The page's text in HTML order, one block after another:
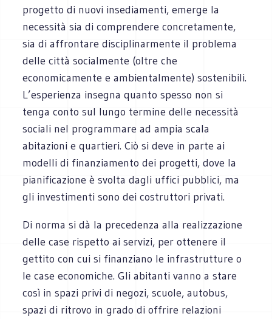
progetto di nuovi insediamenti, emerge la
necessità sia di comprendere concretamente,
sia di affrontare disciplinarmente il problema
delle città socialmente (oltre che
economicamente e ambientalmente) sostenibili.
L’esperienza insegna quanto spesso non si
tenga conto sul lungo termine delle necessità
sociali nel programmare ad ampia scala
abitazioni e quartieri. Ciò si deve in parte ai
modelli di finanziamento dei progetti, dove la
pianificazione è svolta dagli uffici pubblici, ma
gli investimenti sono dei costruttori privati.
Di norma si dà la precedenza alla realizzazione
delle case rispetto ai servizi, per ottenere il
gettito con cui si finanziano le infrastrutture o
le case economiche. Gli abitanti vanno a stare
così in spazi privi di negozi, scuole, autobus,
spazi di ritrovo in grado di offrire relazioni